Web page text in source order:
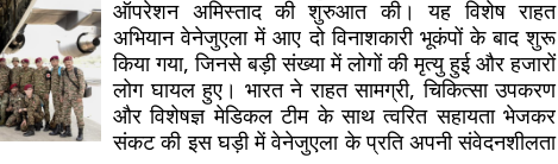
ऑपरेशन अमिस्तादकी शुरुआत की। यह विशेष राहत
अभियान वेनेजुएला में आए दो विनाशकारी भूकंपों के बाद शुरू
किया गया, जिनसे बड़ी संख्या में लोगों की मृत्यु हुई और हजारों
लोग घायल हुए। भारत ने राहत सामग्री, चिकित्सा उपकरण
और विशेषज्ञ मेडिकल टीम के साथ त्वरित सहायता भेजकर
संकट की इस घड़ी में वेनेजुएला के प्रति अपनी संवेदनशीलता